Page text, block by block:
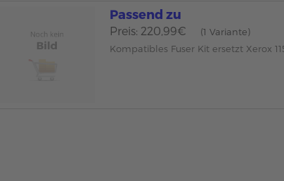
Passend zu
Preis: 220,99€
(1 Variante)
Kompatibles Fuser Kit ersetzt Xerox